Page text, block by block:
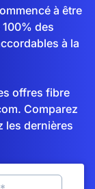
à être
des
à la
offres fibre
Comparez
les dernières